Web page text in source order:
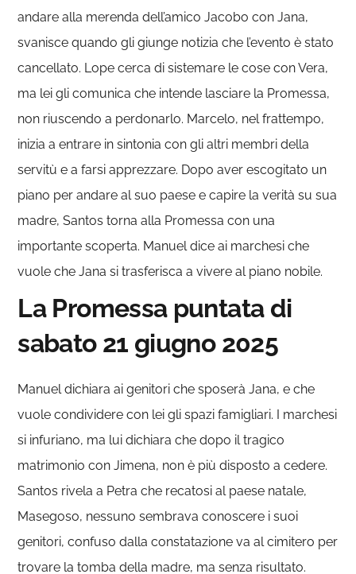
andare alla merenda dell’amico Jacobo con Jana,
svanisce quando gli giunge notizia che l’evento è stato
cancellato. Lope cerca di sistemare le cose con Vera,
ma lei gli comunica che intende lasciare la Promessa,
non riuscendo a perdonarlo. Marcelo, nel frattempo,
inizia a entrare in sintonia con gli altri membri della
servitù e a farsi apprezzare. Dopo aver escogitato un
piano per andare al suo paese e capire la verità su sua
madre, Santos torna alla Promessa con una
importante scoperta. Manuel dice ai marchesi che
vuole che Jana si trasferisca a vivere al piano nobile.
La Promessa puntata di
sabato 21 giugno 2025
Manuel dichiara ai genitori che sposerà Jana, e che
vuole condividere con lei gli spazi famigliari. I marchesi
si infuriano, ma lui dichiara che dopo il tragico
matrimonio con Jimena, non è più disposto a cedere.
Santos rivela a Petra che recatosi al paese natale,
Masegoso, nessuno sembrava conoscere i suoi
genitori, confuso dalla constatazione va al cimitero per
trovare la tomba della madre, ma senza risultato.